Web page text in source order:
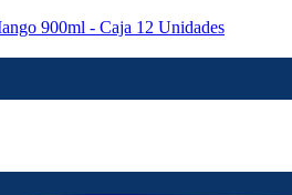
900ml - Caja 12 Unidades